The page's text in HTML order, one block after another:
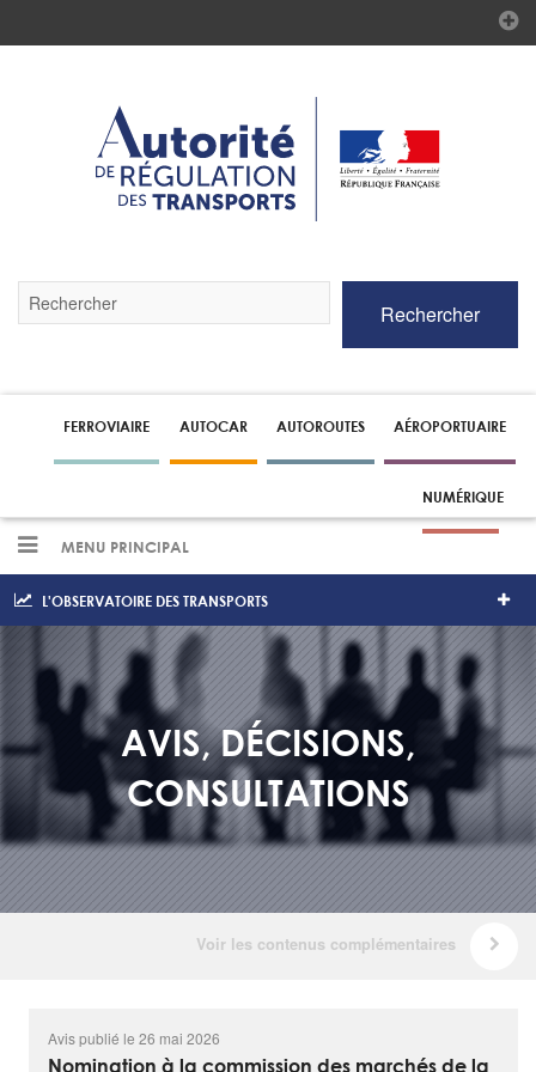
par
pour
recherche
Rechercher
FERROVIAIRE AUTOCAR AUTOROUTES AÉROPORTUAIRE
NUMÉRIQUE
MENU PRINCIPAL
L'OBSERVATOIRE DES TRANSPORTS
AVIS, DÉCISIONS,
CONSULTATIONS
Avis publié le 26 mai 2026
Nomination à la commission des marchés de la